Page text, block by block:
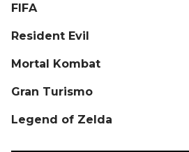
FIFA
Resident Evil
Mortal Kombat
Gran Turismo
Legend of Zelda